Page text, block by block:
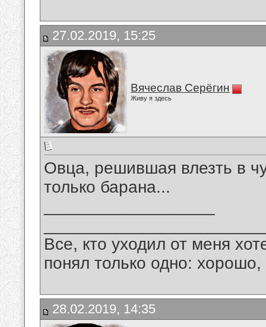
27.02.2019, 15:25
Вячеслав Серёгин
Живу я здесь
Овца, решившая влезть в
только барана...
Все, кто уходил от меня
понял только одно:
28.02.2019, 14:35